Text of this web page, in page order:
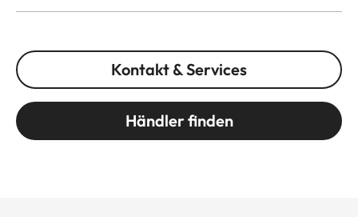
Kontakt & Services
Händler finden